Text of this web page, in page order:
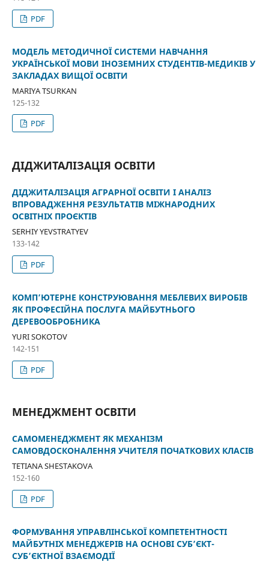
PDF
МОДЕЛЬ МЕТОДИЧНОЇ СИСТЕМИ НАВЧАННЯ
УКРАЇНСЬКОЇ МОВИ ІНОЗЕМНИХ СТУДЕНТІВ-МЕДИКІВ У
ЗАКЛАДАХ ВИЩОЇ ОСВІТИ
MARIYA TSURKAN
125-132
PDF
ДІДЖИТАЛІЗАЦІЯ ОСВІТИ
ДІДЖИТАЛІЗАЦІЯ АГРАРНОЇ ОСВІТИ І АНАЛІЗ
ВПРОВАДЖЕННЯ РЕЗУЛЬТАТІВ МІЖНАРОДНИХ
ОСВІТНІХ ПРОЄКТІВ
SERHIY YEVSTRATYEV
133-142
PDF
КОМП’ЮТЕРНЕ КОНСТРУЮВАННЯ МЕБЛЕВИХ ВИРОБІВ
ЯК ПРОФЕСІЙНА ПОСЛУГА МАЙБУТНЬОГО
ДЕРЕВООБРОБНИКА
YURI SOKOTOV
142-151
PDF
МЕНЕДЖМЕНТ ОСВІТИ
САМОМЕНЕДЖМЕНТ ЯК МЕХАНІЗМ
САМОВДОСКОНАЛЕННЯ УЧИТЕЛЯ ПОЧАТКОВИХ КЛАСІВ
TETIANA SHESTAKOVA
152-160
PDF
ФОРМУВАННЯ УПРАВЛІНСЬКОЇ КОМПЕТЕНТНОСТІ
МАЙБУТНІХ МЕНЕДЖЕРІВ НА ОСНОВІ СУБ’ЄКТ-
СУБ’ЄКТНОЇ ВЗАЄМОДІЇ